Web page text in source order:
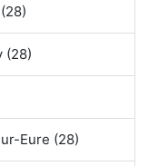
(28)
Eure (28)